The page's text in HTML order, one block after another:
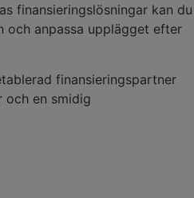
finansieringslösningar kan du
och anpassa upplägget efter
finansieringspartner
och en smidig